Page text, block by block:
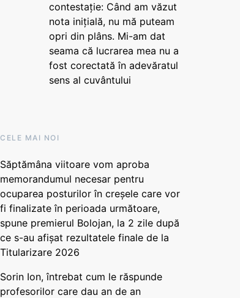
contestație: Când am văzut
nota inițială, nu mă puteam
opri din plâns. Mi-am dat
seama că lucrarea mea nu a
fost corectată în adevăratul
sens al cuvântului
CELE MAI NOI
Săptămâna viitoare vom aproba
memorandumul necesar pentru
ocuparea posturilor în creșele care vor
fi finalizate în perioada următoare,
spune premierul Bolojan, la 2 zile după
ce s-au afișat rezultatele finale de la
Titularizare 2026
Sorin Ion, întrebat cum le răspunde
profesorilor care dau an de an